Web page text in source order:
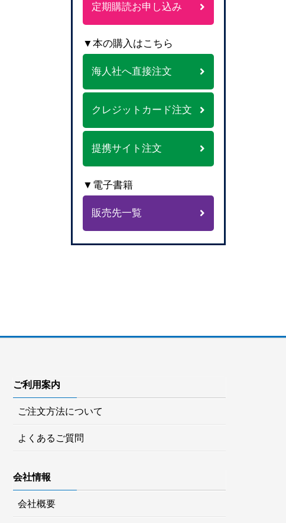
定期購読お申し込み
▼本の購入はこちら
海人社へ直接注文
クレジットカード注文
提携サイト注文
▼電子書籍
販売先一覧
ご利用案内
ご注文方法について
よくあるご質問
会社情報
会社概要